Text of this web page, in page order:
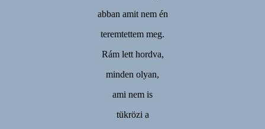
abban amit nem én
teremtettem meg.
Rám lett hordva,
minden olyan,
ami nem is
tükrözi a